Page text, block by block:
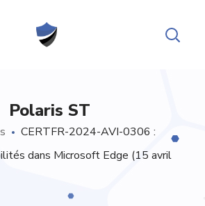
Polaris ST
CERTFR-2024-AVI-0306 :
dans Microsoft Edge (15 avril